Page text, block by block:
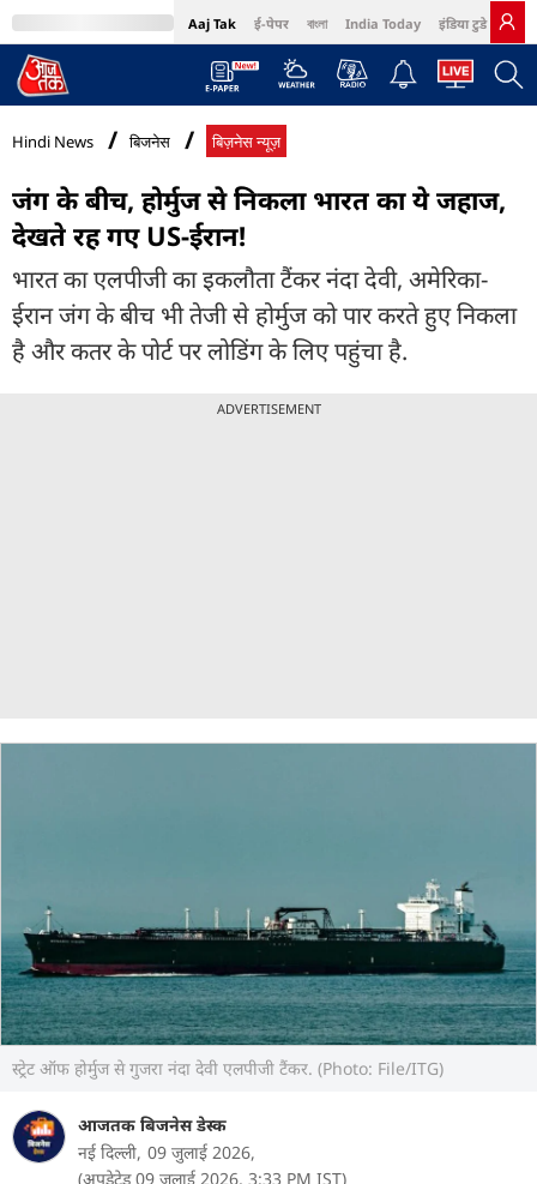
Aaj Tak ई-पेपर বাংলা India Today इंडिया टुडे हिंदी
MumbaiTak Cosmopolitan Harper's Bazaar Northeast
Hindi News बिजनेस बिज़नेस न्यूज़
जंग के बीच, होर्मुज से निकला भारत का ये जहाज,
देखते रह गए US-ईरान!
भारत का एलपीजी का इकलौता टैंकर नंदा देवी, अमेरिका-
ईरान जंग के बीच भी तेजी से होर्मुज को पार करते हुए निकला
है और कतर के पोर्ट पर लोडिंग के लिए पहुंचा है.
ADVERTISEMENT
स्‍ट्रेट ऑफ होर्मुज से गुजरा नंदा देवी एलपीजी टैंकर. (Photo: File/ITG)
आजतक बिजनेस डेस्क
नई दिल्‍ली, 09 जुलाई 2026,
(अपडेटेड 09 जुलाई 2026, 3:33 PM IST)